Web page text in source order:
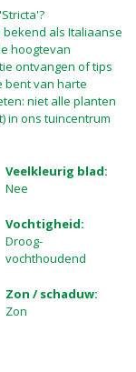
als Italiaanse
hoogtevan
ontvangen of tips
bent van harte
niet alle planten
in ons tuincentrum
Veelkleurig blad:
Nee
Vochtigheid:
Droog-
vochthoudend
Zon / schaduw:
Zon